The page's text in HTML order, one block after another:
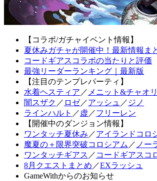
【コラボ/ガチャイベント情報】
夏休みガチャが開催中！最新情報ま
コードギアスコラボの当たりと評価
最強リーダーランキング｜最新版
【注目のテンプレパーティ】
水着ヘスティア ／ メニット&チャオ
闇スザク ／ ロゼ／アッシュ ／ ジノ
ラインハルト ／ 虚 ／フリーレン
【開催中のダンジョン情報】
ワンタッチ夏休み ／アイランドコロ
魔夏の＋限界突破コロシアム ／ ノー
ワンタッチギアス ／ コードギアスコ
8月クエストまとめ ／EXラッシュ
GameWithからのお知らせ